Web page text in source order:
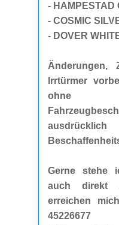
- HAMPESTAD
- COSMIC
- DOVER
Änderungen,
Irrtürmer
ohne
ausdrücklich
Gerne stehe
auch direkt
erreichen